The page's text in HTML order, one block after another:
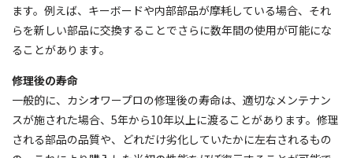
ます。例えば、キーボードや内部部品が摩耗している場合、それ
らを新しい部品に交換することでさらに数年間の使用が可能にな
ることがあります。
修理後の寿命
一般的に、カシオワープロの修理後の寿命は、適切なメンテナン
スが施された場合、5年から10年以上に渡ることがあります。修理
される部品の品質や、どれだけ劣化していたかに左右されるもの